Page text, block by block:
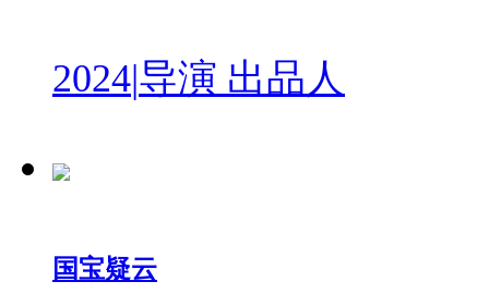
2024|导演 出品人
国宝疑云